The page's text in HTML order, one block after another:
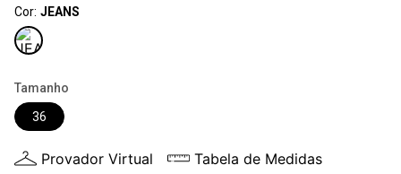
Cor: JEANS
Tamanho
36
Provador Virtual Tabela de Medidas